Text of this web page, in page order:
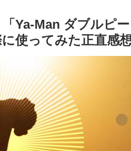
Ya-Man ダブルピ
使ってみた正直感